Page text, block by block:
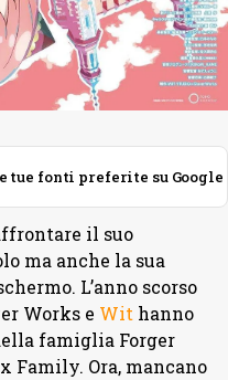
tue fonti preferite su Google
il suo
ma anche la sua
L’anno scorso
Works e Wit hanno
famiglia Forger
Family. Ora, mancano